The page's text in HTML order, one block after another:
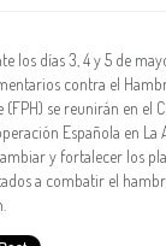
los días 3, 4 y 5 de
contra el
(FPH) se reunirán en el
Española en La
y fortalecer los
a combatir el